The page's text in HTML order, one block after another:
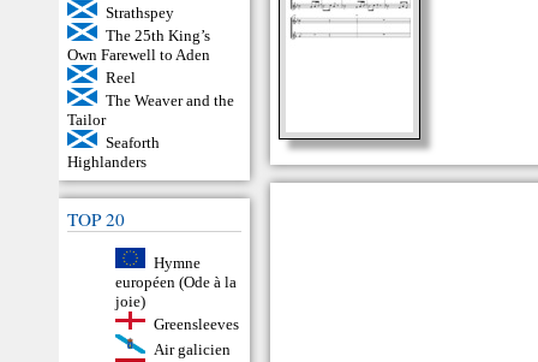
Strathspey
The 25th King’s
Own Farewell to Aden
Reel
The Weaver and the
Tailor
Seaforth
Highlanders
TOP 20
Hymne
européen (Ode à la
joie)
Greensleeves
Air galicien